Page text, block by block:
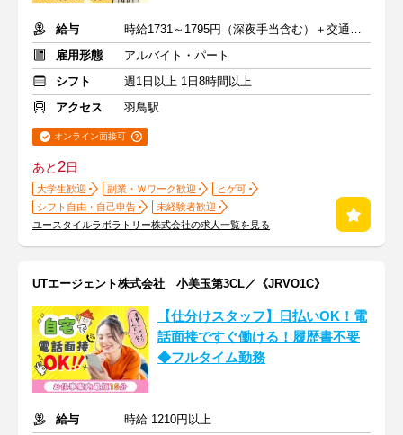
給与
時給1731～1795円（深夜手当含む）＋交通費支給
雇用形態
アルバイト・パート
シフト
週1日以上 1日8時間以上
アクセス
羽鳥駅
オンライン面接可
あと2日
大学生歓迎 副業・Ｗワーク歓迎
ヒゲ可
シフト自由・自己申告
未経験者歓迎
ユースタイルラボラトリー株式会社の求人一覧を見る
UTエージェント株式会社 小美玉第3CL／《JRVO1C》
【仕分けスタッフ】日払いOK！電
話面接ですぐ働ける！履歴書不要
◆フルタイム勤務
給与
時給 1210円以上